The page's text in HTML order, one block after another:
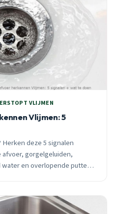
VLIJMEN
Vlijmen: 5
deze 5 signalen
gorgelgeluiden,
en overlopende putten.